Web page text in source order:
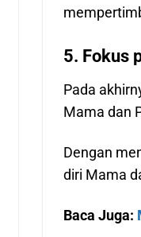
5. Fokus
Pada
Mama dan
Dengan
diri Mama
Baca Juga: